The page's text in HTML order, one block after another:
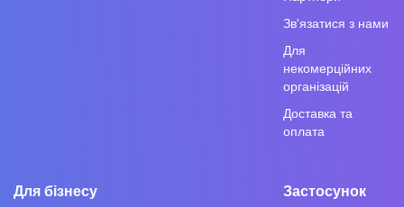
Зв'язатися з нами
Для
некомерційних
організацій
Доставка та
оплата
Для бізнесу Застосунок